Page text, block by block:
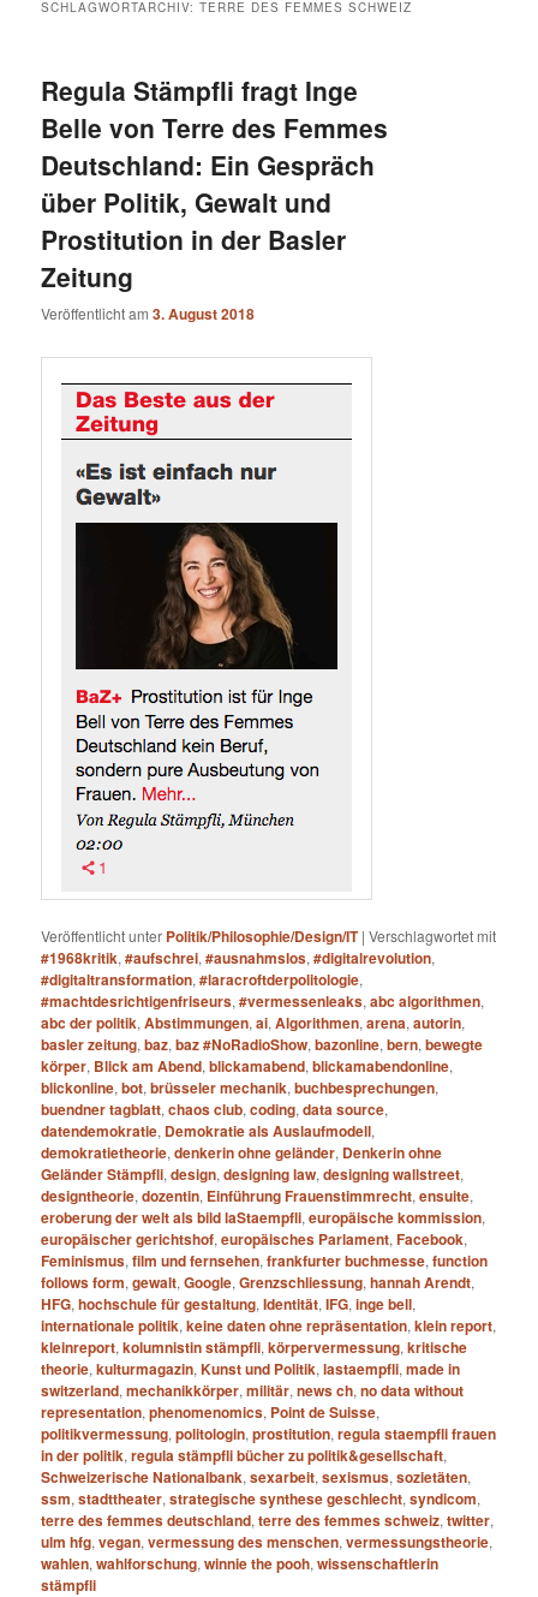
SCHLAGWORTARCHIV:TERRE DES FEMMES SCHWEIZ
Regula Stämpfli fragt Inge
Belle von Terre des Femmes
Deutschland: Ein Gespräch
über Politik, Gewalt und
Prostitution in der Basler
Zeitung
Veröffentlicht am3. August 2018
Veröffentlicht unter Politik/Philosophie/Design/IT |Verschlagwortet mit
#1968kritik,#aufschrei,#ausnahmslos,#digitalrevolution,
#digitaltransformation,#laracroftderpolitologie,
#machtdesrichtigenfriseurs,#vermessenleaks,abc algorithmen,
abc der politik,Abstimmungen,ai,Algorithmen,arena,autorin,
basler zeitung,baz,baz #NoRadioShow,bazonline,bern,bewegte
körper, Blick am Abend,blickamabend,blickamabendonline,
blickonline,bot,brüsseler mechanik,buchbesprechungen,
buendner tagblatt,chaos club,coding,data source,
datendemokratie, Demokratie als Auslaufmodell,
demokratietheorie,denkerin ohne geländer, Denkerin ohne
Geländer Stämpfli,design,designing law,designing wallstreet,
designtheorie,dozentin, Einführung Frauenstimmrecht,ensuite,
eroberung der welt als bild laStaempfli,europäische kommission,
europäischer gerichtshof,europäisches Parlament,Facebook,
Feminismus,film und fernsehen,frankfurter buchmesse,function
follows form,gewalt,Google,Grenzschliessung,hannah Arendt,
HFG,hochschule für gestaltung,Identität,IFG,inge bell,
internationale politik,keine daten ohne repräsentation,klein report,
kleinreport,kolumnistin stämpfli,körpervermessung,kritische
theorie,kulturmagazin,Kunst und Politik,lastaempfli,made in
switzerland,mechanikkörper,militär,news ch,no data without
representation,phenomenomics, Point de Suisse,
politikvermessung,politologin,prostitution,regula staempfli frauen
in der politik,regula stämpfli bücher zu politik&gesellschaft,
Schweizerische Nationalbank,sexarbeit,sexismus,sozietäten,
ssm,stadttheater,strategische synthese geschlecht,syndicom,
terre des femmes deutschland,terre des femmes schweiz,twitter,
ulm hfg,vegan,vermessung des menschen,vermessungstheorie,
wahlen,wahlforschung,winnie the pooh,wissenschaftlerin
stämpfli